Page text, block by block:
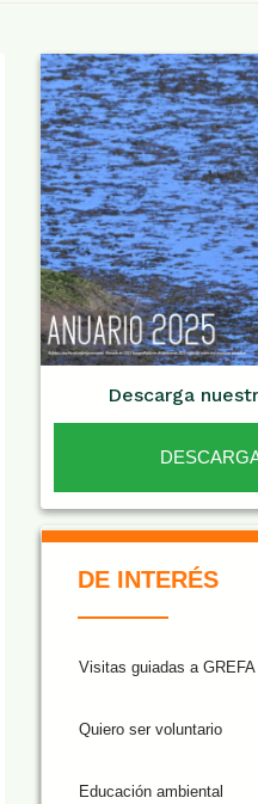
Descarga
DE INTERÉS
Visitas guiadas a GREFA
Quiero ser voluntario
Educación ambiental